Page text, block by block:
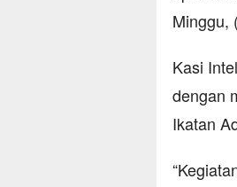
Minggu,
Kasi
dengan
Ikatan